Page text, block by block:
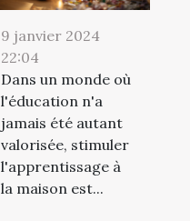
9 janvier 2024
22:04
Dans un monde où
l'éducation n'a
jamais été autant
valorisée, stimuler
l'apprentissage à
la maison est...